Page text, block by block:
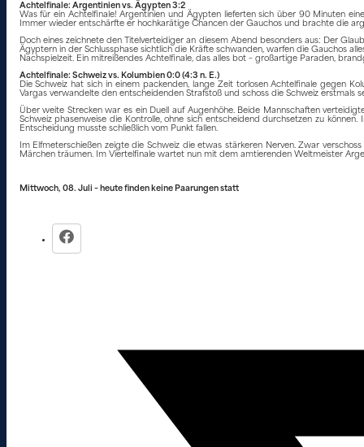
Achtelfinale: Argentinien vs. Ägypten 3:2
Was für ein Achtelfinale! Argentinien und Ägypten lieferten sich über 90 Minuten
Immer wieder entschärfte er hochkarätige Chancen der Gauchos und brachte die
Doch eines zeichnete den Titelverteidiger an diesem Abend besonders aus: Der
Ägyptern in der Schlussphase sichtlich die Kräfte schwanden, warfen die Gauchos
Nachspielzeit. Ein mitreißendes Achtelfinale, das alles bot – großartige Paraden,
Achtelfinale: Schweiz vs. Kolumbien 0:0 (4:3 n. E.)
Die Schweiz hat sich in einem packenden, lange Zeit torlosen Achtelfinale gegen
Vargas verwandelte den entscheidenden Strafstoß und schoss die Schweiz erstmals
Über weite Strecken war es ein Duell auf Augenhöhe. Beide Mannschaften
Schweiz phasenweise die Kontrolle, ohne sich entscheidend durchsetzen zu
Entscheidung musste schließlich vom Punkt fallen.
Im Elfmeterschießen zeigte die Schweiz die etwas stärkeren Nerven. Zwar
Märchen träumen. Im Viertelfinale wartet nun mit dem amtierenden Weltmeister
Mittwoch, 08. Juli – heute finden keine Paarungen statt